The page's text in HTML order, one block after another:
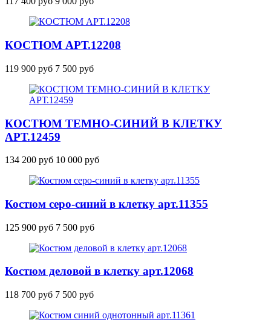
КОСТЮМ АРТ.12208
119 900 руб 7 500 руб
КОСТЮМ ТЕМНО-СИНИЙ В КЛЕТКУ
АРТ.12459
134 200 руб 10 000 руб
Костюм серо-синий в клетку арт.11355
125 900 руб 7 500 руб
Костюм деловой в клетку арт.12068
118 700 руб 7 500 руб